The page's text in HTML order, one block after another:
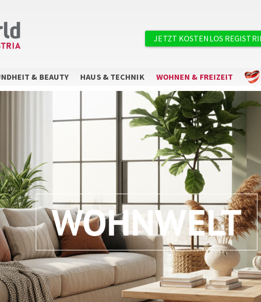
Benutzermenü
JETZT KOSTENLOS
& BEAUTY HAUS & TECHNIK WOHNEN & FREIZEIT
WOHNWELT
Sie wollen keine Angebote mehr
verpassen?
Abonnieren Sie unseren Newsletter.
ZUM NEWSLETTER ANMELDEN